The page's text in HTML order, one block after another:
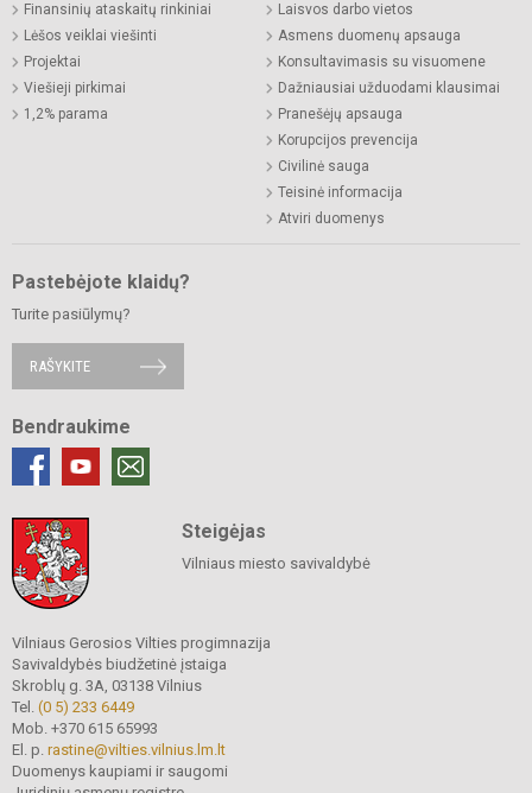
Finansinių ataskaitų rinkiniai
Lėšos veiklai viešinti
Projektai
Viešieji pirkimai
1,2% parama
Laisvos darbo vietos
Asmens duomenų apsauga
Konsultavimasis su visuomene
Dažniausiai užduodami klausimai
Pranešėjų apsauga
Korupcijos prevencija
Civilinė sauga
Teisinė informacija
Atviri duomenys
Pastebėjote klaidų?
Turite pasiūlymų?
RAŠYKITE
Bendraukime
Steigėjas
Vilniaus miesto savivaldybė
Vilniaus Gerosios Vilties progimnazija
Savivaldybės biudžetinė įstaiga
Skroblų g. 3A, 03138 Vilnius
Tel. (0 5) 233 6449
Mob. +370 615 65993
El. p. rastine@vilties.vilnius.lm.lt
Duomenys kaupiami ir saugomi